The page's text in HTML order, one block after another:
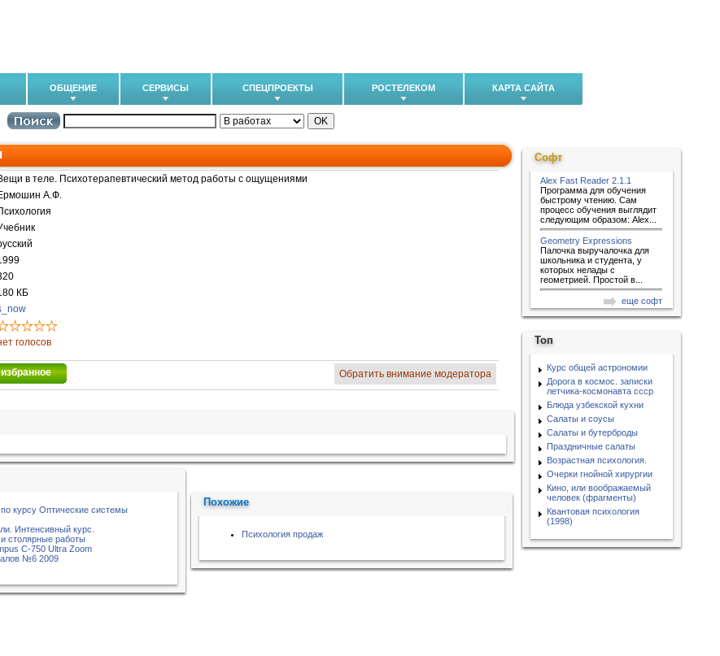
ОБЩЕНИЕ СЕРВИСЫ СПЕЦПРОЕКТЫ РОСТЕЛЕКОМ КАРТА САЙТА
в теле. Психотерапевтический метод работы с ощущениями
А.Ф.
КБ
голосов
Обратить внимание модератора
курсу Оптические системы
Интенсивный курс.
столярные работы
C-750 Ultra Zoom
№6 2009
Похожие
Психология продаж
Софт
Alex Fast Reader 2.1.1
Программа для обучения
быстрому чтению. Сам
процесс обучения выглядит
следующим образом: Alex...
Geometry Expressions
Палочка выручалочка для
школьника и студента, у
которых нелады с
геометрией. Простой в...
еще софт
Топ
Курс общей астрономии
Дорога в космос. записки
летчика-космонавта ссср
Блюда узбекской кухни
Салаты и соусы
Салаты и бутерброды
Праздничные салаты
Возрастная психология.
Очерки гнойной хирургии
Кино, или воображаемый
человек (фрагменты)
Квантовая психология
(1998)